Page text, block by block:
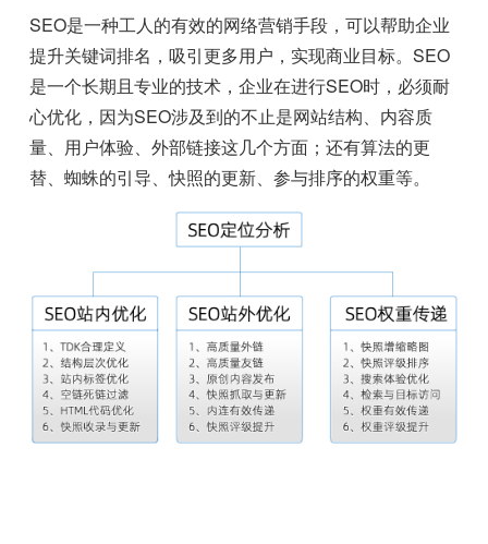
SEO是一种工人的有效的网络营销手段，可以帮助企业
提升关键词排名，吸引更多用户，实现商业目标。SEO
是一个长期且专业的技术，企业在进行SEO时，必须耐
心优化，因为SEO涉及到的不止是网站结构、内容质
量、用户体验、外部链接这几个方面；还有算法的更
替、蜘蛛的引导、快照的更新、参与排序的权重等。